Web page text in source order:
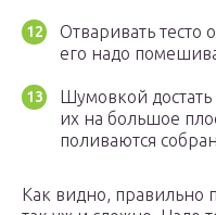
Отваривать тесто
его надо
Шумовкой
их на большое
поливаются
Как видно, правильно